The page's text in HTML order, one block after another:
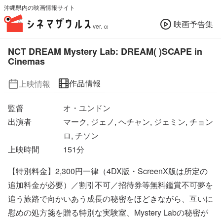
沖縄県内の映画情報サイト
ver. α 映画予告集
NCT DREAM Mystery Lab: DREAM( )SCAPE in
Cinemas
上映情報 作品情報
監督
オ・ユンドン
出演者
マーク, ジェノ, ヘチャン, ジェミン, チョン
ロ, チソン
上映時間
151分
【特別料金】2,300円一律（4DX版・ScreenX版は所定の
追加料金が必要）／割引不可／招待券等無料鑑賞不可夢を
追う旅路で向かいあう成長の秘密をほどきながら、互いに
慰めの処方箋を贈る特別な実験室、Mystery Labの秘密が